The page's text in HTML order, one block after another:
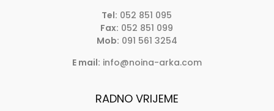
Tel: 052 851 095
Fax: 052 851 099
Mob: 091 561 3254
E mail: info@noina-arka.com
RADNO VRIJEME